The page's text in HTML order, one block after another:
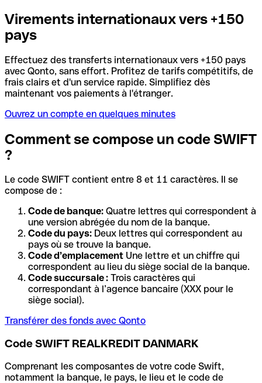
Virements internationaux vers +150
pays
Effectuez des transferts internationaux vers +150 pays
avec Qonto, sans effort. Profitez de tarifs compétitifs, de
frais clairs et d'un service rapide. Simplifiez dès
maintenant vos paiements à l'étranger.
Ouvrez un compte en quelques minutes
Comment se compose un code SWIFT
?
Le code SWIFT contient entre 8 et 11 caractères. Il se
compose de :
Code de banque: Quatre lettres qui correspondent à
une version abrégée du nom de la banque.
Code du pays: Deux lettres qui correspondent au
pays où se trouve la banque.
Code d’emplacement Une lettre et un chiffre qui
correspondent au lieu du siège social de la banque.
Code succursale : Trois caractères qui
correspondant à l’agence bancaire (XXX pour le
siège social).
Transférer des fonds avec Qonto
Code SWIFT REALKREDIT DANMARK
Comprenant les composantes de votre code Swift,
notamment la banque, le pays, le lieu et le code de